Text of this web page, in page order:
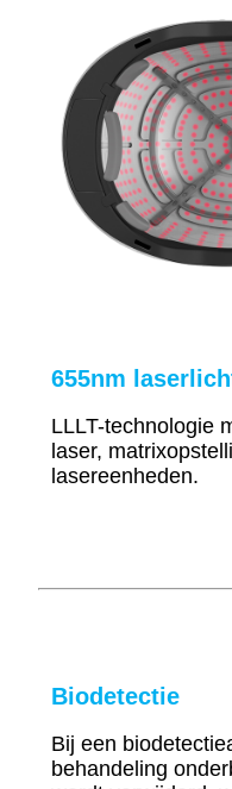
655nm
LLLT-technologie
laser,
lasereenheden.
Biodetectie
Bij een
behandeling